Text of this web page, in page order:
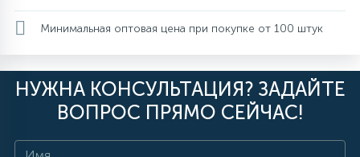
Минимальная оптовая цена при покупке от 100 штук
НУЖНА КОНСУЛЬТАЦИЯ? ЗАДАЙТЕ
ВОПРОС ПРЯМО СЕЙЧАС!